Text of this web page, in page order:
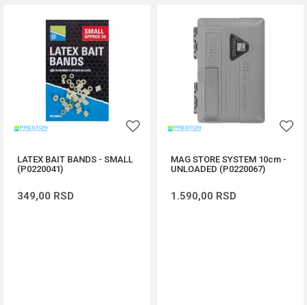
LATEX BAIT BANDS - SMALL
(P0220041)
349,00 RSD
MAG STORE SYSTEM 10cm -
UNLOADED (P0220067)
1.590,00 RSD